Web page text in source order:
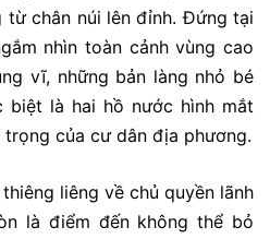
từ chân núi lên đỉnh. Đứng tại
nhìn toàn cảnh vùng cao
vĩ, những bản làng nhỏ bé
biệt là hai hồ nước hình mắt
của cư dân địa phương.
liêng về chủ quyền lãnh
là điểm đến không thể bỏ